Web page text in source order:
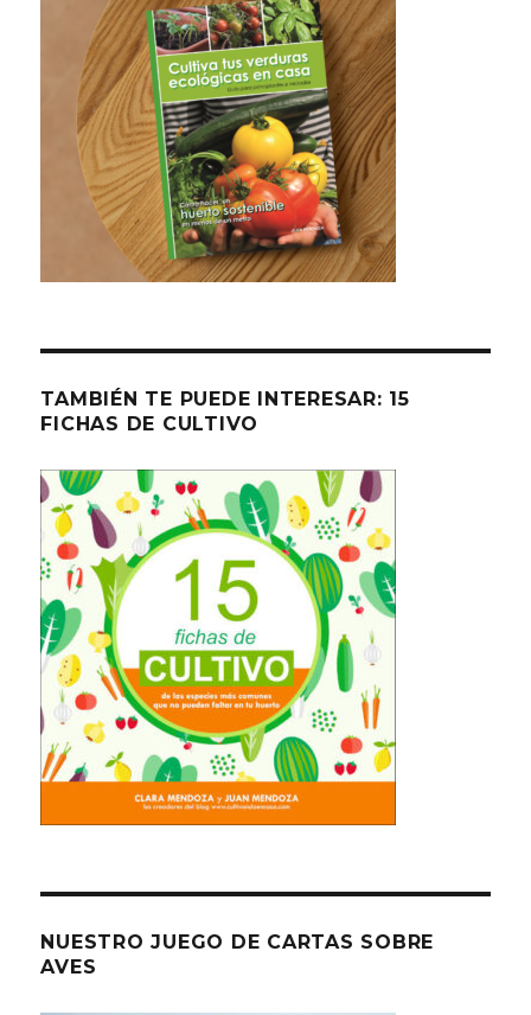
TAMBIÉN TE PUEDE INTERESAR: 15
FICHAS DE CULTIVO
NUESTRO JUEGO DE CARTAS SOBRE
AVES